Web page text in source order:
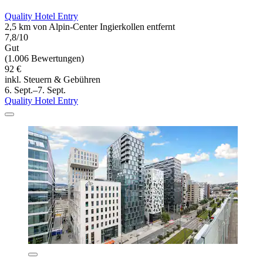
Quality Hotel Entry
2,5 km von Alpin-Center Ingierkollen entfernt
7,8/10
Gut
(1.006 Bewertungen)
92 €
inkl. Steuern & Gebühren
6. Sept.–7. Sept.
Quality Hotel Entry